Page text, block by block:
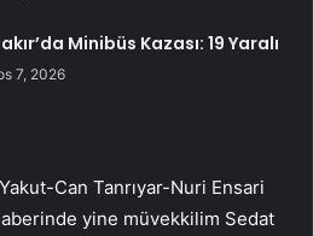
Minibüs Kazası: 19 Yaralı
7, 2026
Can Tanrıyar-Nuri Ensari
yine müvekkilim Sedat